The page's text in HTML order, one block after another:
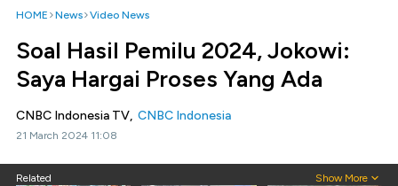
HOME News Video News
Soal Hasil Pemilu 2024, Jokowi:
Saya Hargai Proses Yang Ada
CNBC Indonesia TV, CNBC Indonesia
21 March 2024 11:08
Related Show More